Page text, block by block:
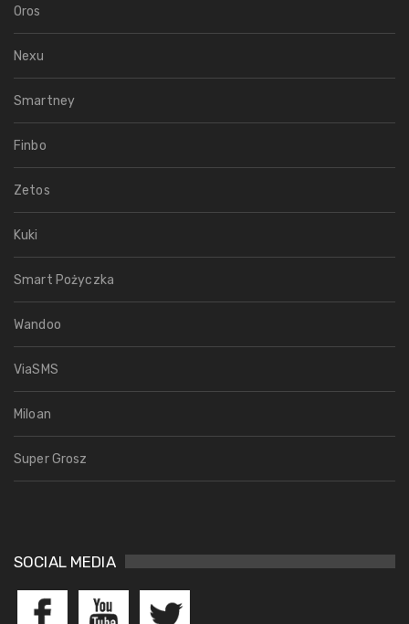
Oros
Nexu
Smartney
Finbo
Zetos
Kuki
Smart Pożyczka
Wandoo
ViaSMS
Miloan
Super Grosz
SOCIAL MEDIA